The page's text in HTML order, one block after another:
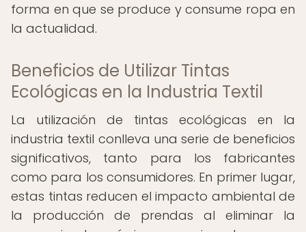
forma en que se produce y consume ropa en
la actualidad.
Beneficios de Utilizar Tintas
Ecológicas en la Industria Textil
La utilización de tintas ecológicas en la
industria textil conlleva una serie de beneficios
significativos, tanto para los fabricantes
como para los consumidores. En primer lugar,
estas tintas reducen el impacto ambiental de
la producción de prendas al eliminar la